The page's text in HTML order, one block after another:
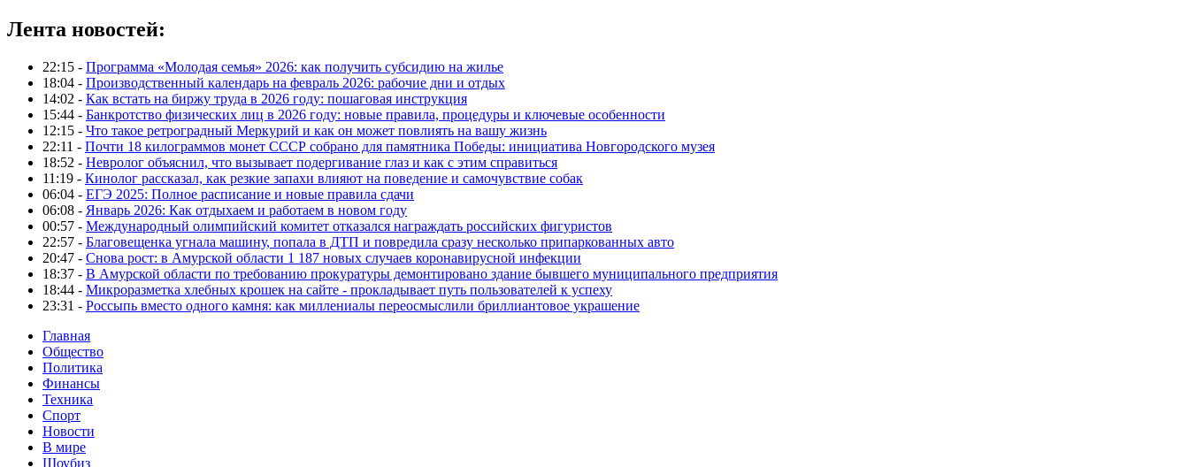
Лента новостей:
22:15 - Программа «Молодая семья» 2026: как получить субсидию на жилье
18:04 - Производственный календарь на февраль 2026: рабочие дни и отдых
14:02 - Как встать на биржу труда в 2026 году: пошаговая инструкция
15:44 - Банкротство физических лиц в 2026 году: новые правила, процедуры и ключевые особенности
12:15 - Что такое ретроградный Меркурий и как он может повлиять на вашу жизнь
22:11 - Почти 18 килограммов монет СССР собрано для памятника Победы: инициатива Новгородского музея
18:52 - Невролог объяснил, что вызывает подергивание глаз и как с этим справиться
11:19 - Кинолог рассказал, как резкие запахи влияют на поведение и самочувствие собак
06:04 - ЕГЭ 2025: Полное расписание и новые правила сдачи
06:08 - Январь 2026: Как отдыхаем и работаем в новом году
00:57 - Международный олимпийский комитет отказался награждать российских фигуристов
22:57 - Благовещенка угнала машину, попала в ДТП и повредила сразу несколько припаркованных авто
20:47 - Снова рост: в Амурской области 1 187 новых случаев коронавирусной инфекции
18:37 - В Амурской области по требованию прокуратуры демонтировано здание бывшего муниципального предприятия
18:44 - Микроразметка хлебных крошек на сайте - прокладывает путь пользователей к успеху
23:31 - Россыпь вместо одного камня: как миллениалы переосмыслили бриллиантовое украшение
Главная
Общество
Политика
Финансы
Техника
Спорт
Новости
В мире
Шоубиз